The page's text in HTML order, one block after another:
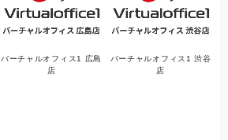
バーチャルオフィス1 広島
店
バーチャルオフィス1 渋谷
店